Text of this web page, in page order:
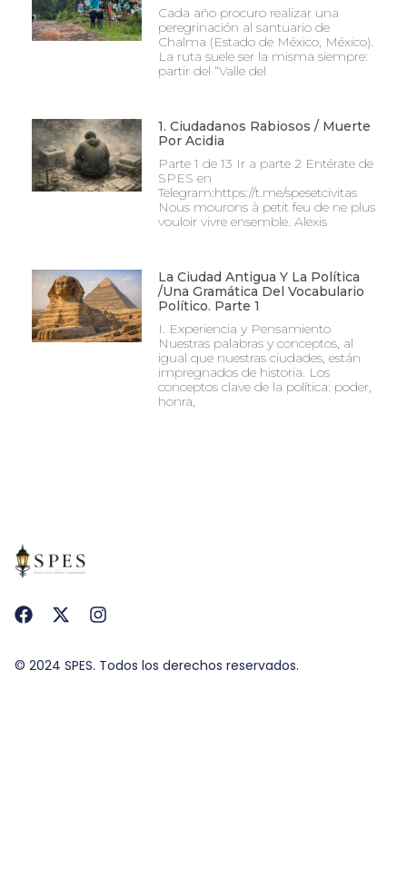
Cada año procuro realizar una
peregrinación al santuario de
Chalma (Estado de México, México).
La ruta suele ser la misma siempre:
partir del “Valle del
1. Ciudadanos Rabiosos / Muerte
Por Acidia
Parte 1 de 13 Ir a parte 2 Entérate de
SPES en
Telegram:https://t.me/spesetcivitas
Nous mourons à petit feu de ne plus
vouloir vivre ensemble. Alexis
La Ciudad Antigua Y La Política
/Una Gramática Del Vocabulario
Político. Parte 1
I. Experiencia y Pensamiento
Nuestras palabras y conceptos, al
igual que nuestras ciudades, están
impregnados de historia. Los
conceptos clave de la política: poder,
honra,
© 2024 SPES. Todos los derechos reservados.